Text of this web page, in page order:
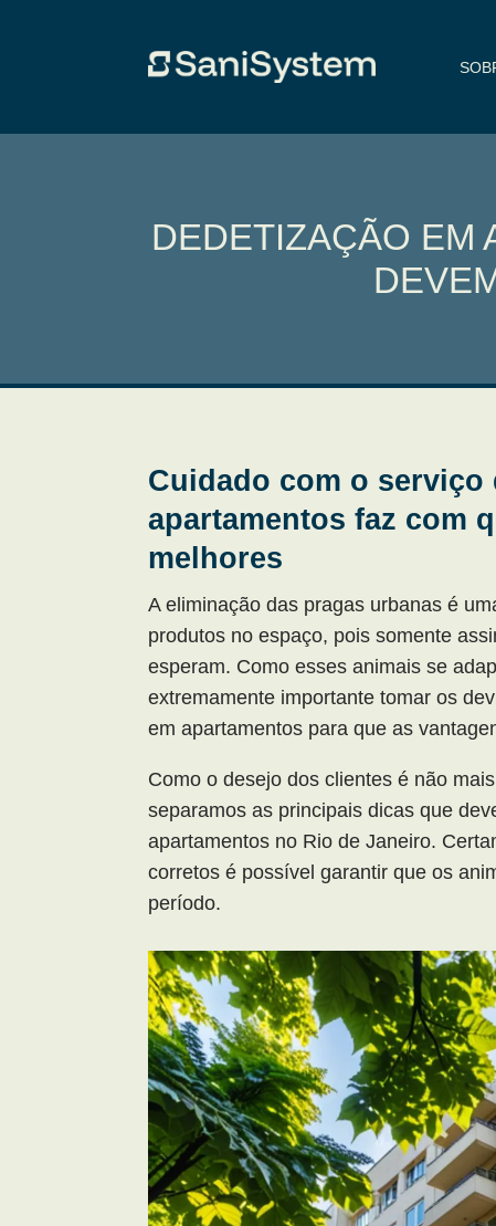
DEDETIZAÇÃO EM
Cuidado com o serviço
apartamentos faz com
melhores
A eliminação das pragas urbanas é
produtos no espaço, pois somente
esperam. Como esses animais se
extremamente importante tomar os
em apartamentos para que as
Como o desejo dos clientes é não
separamos as principais dicas que
apartamentos no Rio de Janeiro.
corretos é possível garantir que os
período.